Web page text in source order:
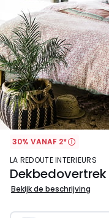
30% VANAF 2*
LA REDOUTE INTERIEURS
Bekijk de beschrijving